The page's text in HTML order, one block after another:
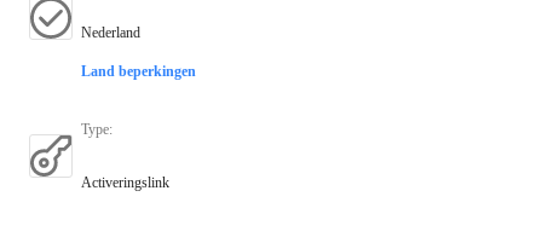
Nederland
Land beperkingen
Type:
Activeringslink